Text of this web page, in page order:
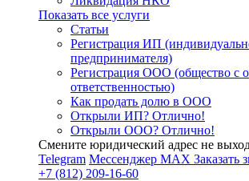
Показать все услуги
Статьи
Регистрация ИП
предпринимателя)
Регистрация ООО (общество с
ответственностью)
Как продать долю в ООО
Открыли ИП? Отлично!
Открыли ООО? Отлично!
Смените юридический адрес не
Telegram Мессенджер MAX Заказать
+7 (812) 209-16-60